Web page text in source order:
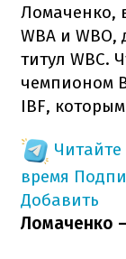
Ломаченко,
WBA и
титул WBC.
чемпионом
IBF,
время
Добавить
Ломаченко